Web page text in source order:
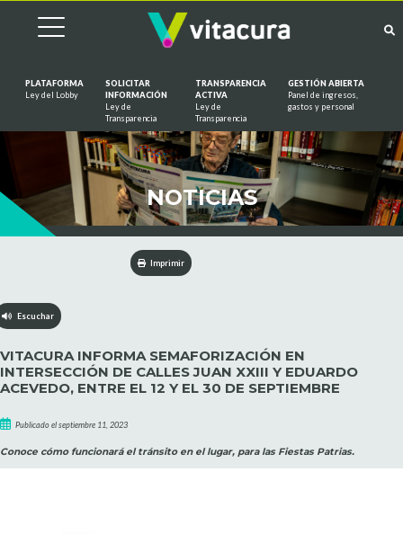
PLATAFORMA
Ley del Lobby
SOLICITAR
INFORMACIÓN
Ley de
Transparencia
TRANSPARENCIA
ACTIVA
Ley de
Transparencia
GESTIÓN ABIERTA
Panel de ingresos,
gastos y personal
NOTICIAS
Imprimir
Escuchar
VITACURA INFORMA SEMAFORIZACIÓN EN
INTERSECCIÓN DE CALLES JUAN XXIII Y EDUARDO
ACEVEDO, ENTRE EL 12 Y EL 30 DE SEPTIEMBRE
Publicado el septiembre 11, 2023
Conoce cómo funcionará el tránsito en el lugar, para las Fiestas Patrias.